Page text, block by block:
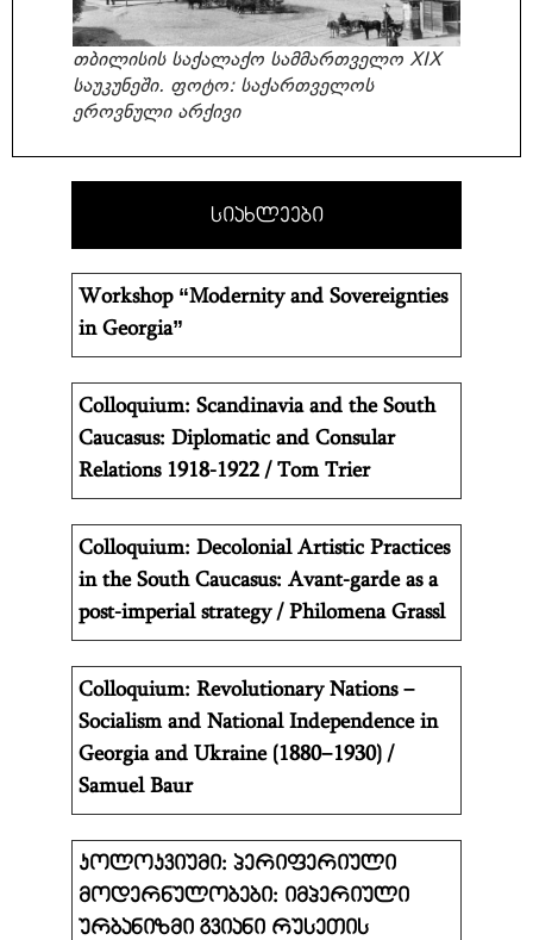
თბილისის საქალაქო სამმართველო XIX
საუკუნეში. ფოტო: საქართველოს
ეროვნული არქივი
სიახლეები
Workshop “Modernity and Sovereignties
in Georgia”
Colloquium: Scandinavia and the South
Caucasus: Diplomatic and Consular
Relations 1918-1922 / Tom Trier
Colloquium: Decolonial Artistic Practices
in the South Caucasus: Avant-garde as a
post-imperial strategy / Philomena Grassl
Colloquium: Revolutionary Nations –
Socialism and National Independence in
Georgia and Ukraine (1880–1930) /
Samuel Baur
კოლოკვიუმი: პერიფერიული
მოდერნულობები: იმპერიული
ურბანიზმი გვიანი რუსეთის